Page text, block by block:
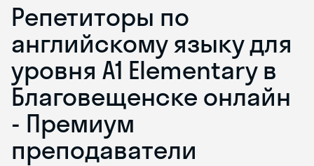
Репетиторы по
английскому языку для
уровня A1 Elementary в
Благовещенске онлайн
- Премиум
преподаватели
Skyeng Chat